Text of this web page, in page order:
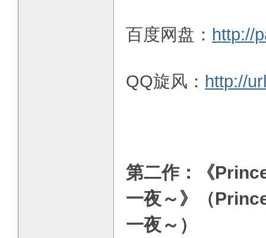
百度网盘： http://
QQ旋风： http://
第二作：《
一夜～》（
一夜～）